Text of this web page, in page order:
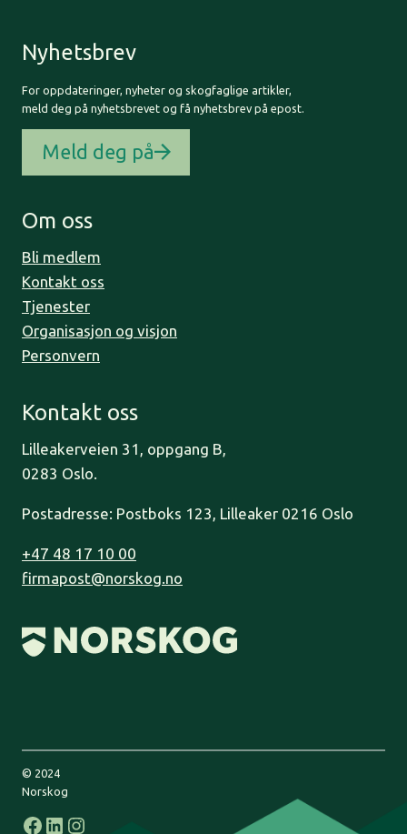
Nyhetsbrev
For oppdateringer, nyheter og skogfaglige artikler,
meld deg på nyhetsbrevet og få nyhetsbrev på epost.
Meld deg på
Om oss
Bli medlem
Kontakt oss
Tjenester
Organisasjon og visjon
Personvern
Kontakt oss
Lilleakerveien 31, oppgang B,
0283 Oslo.
Postadresse: Postboks 123, Lilleaker 0216 Oslo
+47 48 17 10 00
firmapost@norskog.no
© 2024
Norskog
Facebook
LinkedIn
Instagram